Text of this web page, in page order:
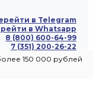
в Telegram
в Whatsapp
8 (800) 600-64-99
7 (351) 200-26-22
150 000 рублей